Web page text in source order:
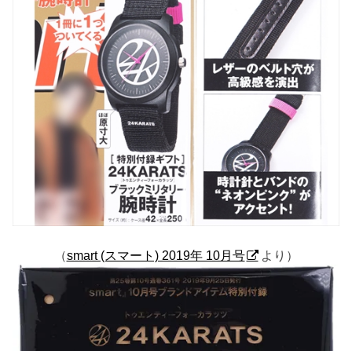
（smart (スマート) 2019年 10月号 より）